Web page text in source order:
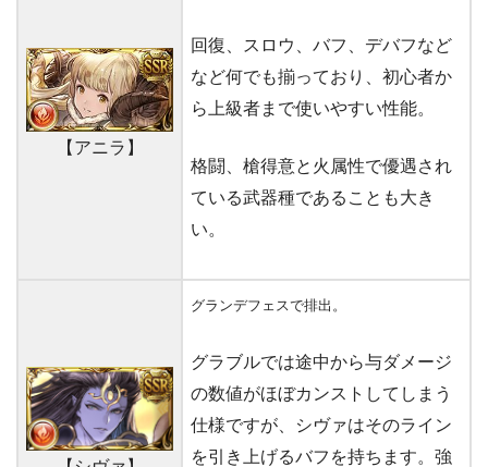
【アニラ】
回復、スロウ、バフ、デバフなど
など何でも揃っており、初心者か
ら上級者まで使いやすい性能。
格闘、槍得意と火属性で優遇され
ている武器種であることも大き
い。
グランデフェスで排出。
グラブルでは途中から与ダメージ
の数値がほぼカンストしてしまう
仕様ですが、シヴァはそのライン
を引き上げるバフを持ちます。強